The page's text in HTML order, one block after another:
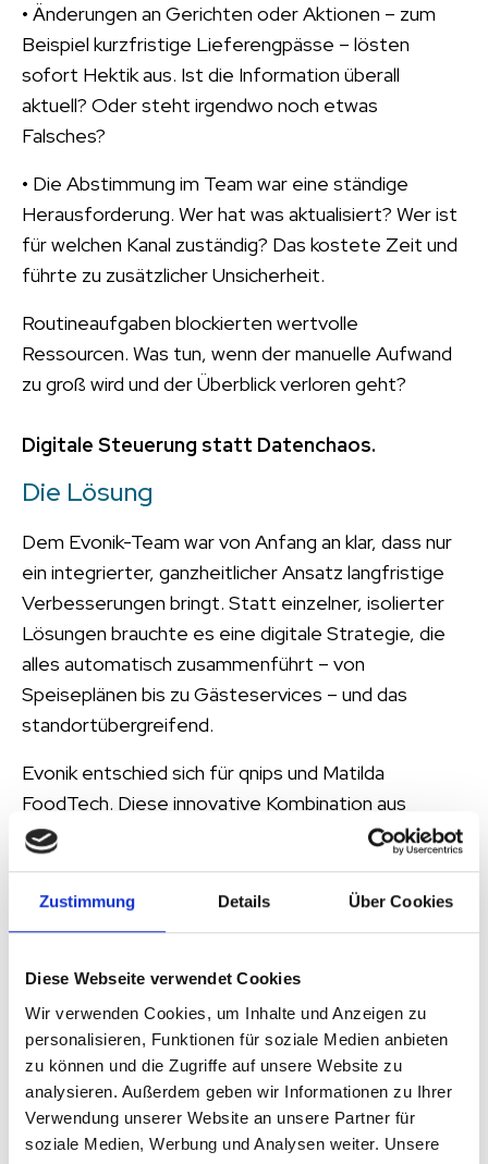
Zustimmung Details Über Cookies
Diese Webseite verwendet Cookies
Wir verwenden Cookies, um Inhalte und Anzeigen zu
personalisieren, Funktionen für soziale Medien anbieten
zu können und die Zugriffe auf unsere Website zu
analysieren. Außerdem geben wir Informationen zu Ihrer
Verwendung unserer Website an unsere Partner für
soziale Medien, Werbung und Analysen weiter. Unsere
• Änderungen an Gerichten oder Aktionen – zum
Beispiel kurzfristige Lieferengpässe – lösten
sofort Hektik aus. Ist die Information überall
aktuell? Oder steht irgendwo noch etwas
Falsches?
• Die Abstimmung im Team war eine ständige
Herausforderung. Wer hat was aktualisiert? Wer ist
für welchen Kanal zuständig? Das kostete Zeit und
führte zu zusätzlicher Unsicherheit.
Routineaufgaben blockierten wertvolle
Ressourcen. Was tun, wenn der manuelle Aufwand
zu groß wird und der Überblick verloren geht?
Digitale Steuerung statt Datenchaos.
Die Lösung
Dem Evonik-Team war von Anfang an klar, dass nur
ein integrierter, ganzheitlicher Ansatz langfristige
Verbesserungen bringt. Statt einzelner, isolierter
Lösungen brauchte es eine digitale Strategie, die
alles automatisch zusammenführt – von
Speiseplänen bis zu Gästeservices – und das
standortübergreifend.
Evonik entschied sich für qnips und Matilda
FoodTech. Diese innovative Kombination aus
intelligentem, zentralem Datenmanagement und
moderner Multichannel-Kommunikation passte
exakt zu den Anforderungen.
durchgeführte Tätigkeiten durch ein einheitliches
System mit zahlreichen automatisierten
Funktionen ersetzt und so unsere tägliche
Arbeitsbelastung deutlich senkt. Gleichzeitig sollte
sie die Sicherheit und Zuverlässigkeit der Daten
erhöhen, insbesondere im Hinblick auf Werbung.
Darüber hinaus sollte sie uns die größtmögliche